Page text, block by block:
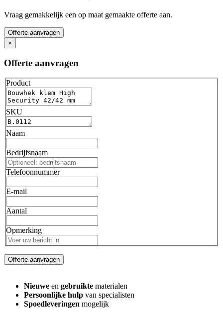
Vraag gemakkelijk een op maat gemaakte offerte aan.
Offerte aanvragen
×
Offerte aanvragen
Product
SKU
Naam
Bedrijfsnaam
Telefoonnummer
E-mail
Aantal
Opmerking
Offerte aanvragen
Nieuwe en gebruikte materialen
Persoonlijke hulp van specialisten
Spoedleveringen mogelijk